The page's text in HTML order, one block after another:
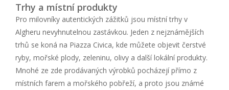
Trhy a místní produkty
Pro milovníky autentických zážitků jsou místní trhy v
Algheru nevyhnutelnou zastávkou. Jeden z nejznámějších
trhů se koná na Piazza Civica, kde můžete objevit čerstvé
ryby, mořské plody, zeleninu, olivy a další lokální produkty.
Mnohé ze zde prodávaných výrobků pocházejí přímo z
místních farem a mořského pobřeží, a proto jsou známé